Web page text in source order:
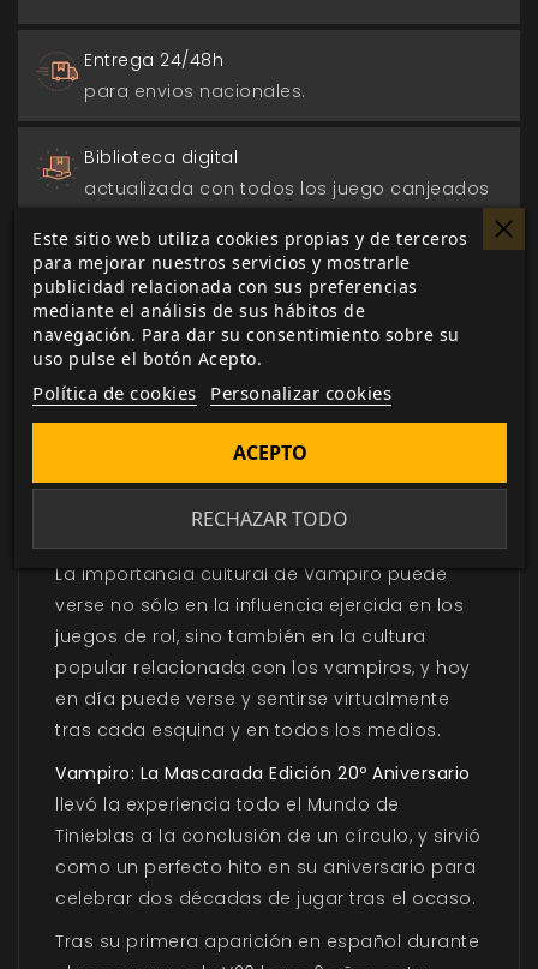
Entrega 24/48h
para envios nacionales.
Biblioteca digital
actualizada con todos los juego canjeados
DESCRIPCIÓN
Vampiro: La Mascaradairrumpió en el mundo
de los juegos de rol el 1991 e inspiró una
generación de fans como no se había visto
La importancia cultural de Vampiro puede
verse no sólo en la influencia ejercida en los
juegos de rol, sino también en la cultura
popular relacionada con los vampiros, y hoy
en día puede verse y sentirse virtualmente
tras cada esquina y en todos los medios.
Vampiro: La Mascarada Edición 20º Aniversario
llevó la experiencia todo el Mundo de
Tinieblas a la conclusión de un círculo, y sirvió
como un perfecto hito en su aniversario para
celebrar dos décadas de jugar tras el ocaso.
Tras su primera aparición en español durante
Este sitio web utiliza cookies propias y de terceros
para mejorar nuestros servicios y mostrarle
publicidad relacionada con sus preferencias
mediante el análisis de sus hábitos de
navegación. Para dar su consentimiento sobre su
uso pulse el botón Acepto.
Política de cookies Personalizar cookies
RECHAZAR TODO
ACEPTO